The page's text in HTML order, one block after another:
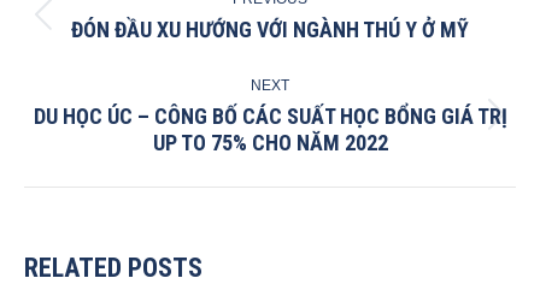
NAVIGATION
Previous
ĐÓN ĐẦU XU HƯỚNG VỚI NGÀNH THÚ Y Ở MỸ
NEXT
Next
post:
DU HỌC ÚC – CÔNG BỐ CÁC SUẤT HỌC BỔNG GIÁ TRỊ
UP TO 75% CHO NĂM 2022
RELATED POSTS